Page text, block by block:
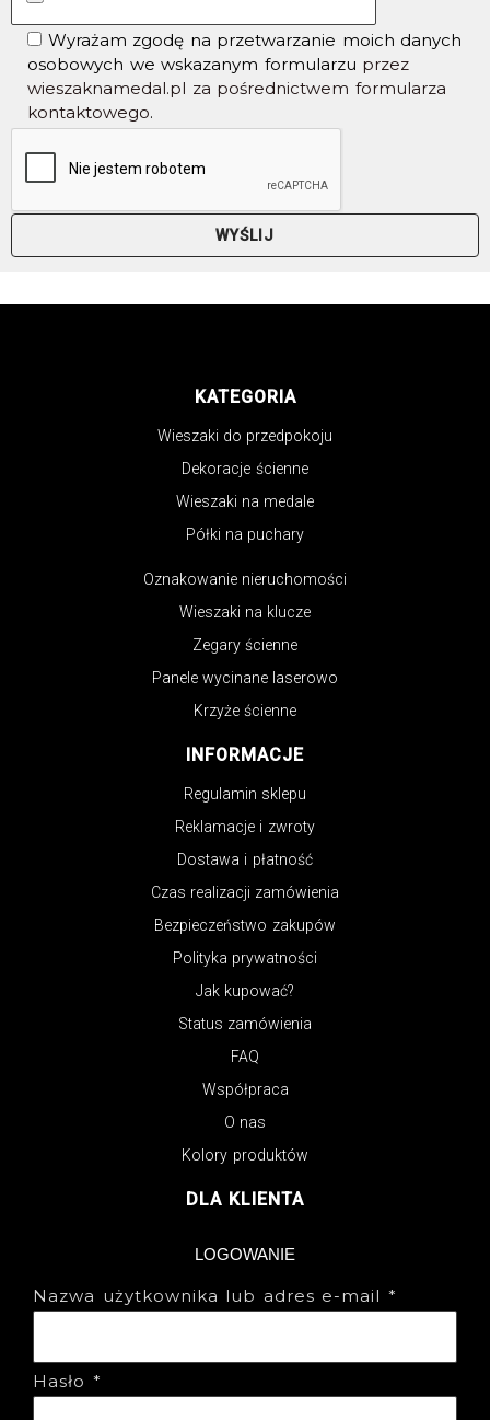
Wyrażam zgodę na przetwarzanie moich danych
osobowych we wskazanym formularzu przez
wieszaknamedal.pl za pośrednictwem formularza
kontaktowego.
KATEGORIA
Wieszaki do przedpokoju
Dekoracje ścienne
Wieszaki na medale
Półki na puchary
Oznakowanie nieruchomości
Wieszaki na klucze
Zegary ścienne
Panele wycinane laserowo
Krzyże ścienne
INFORMACJE
Regulamin sklepu
Reklamacje i zwroty
Dostawa i płatność
Czas realizacji zamówienia
Bezpieczeństwo zakupów
Polityka prywatności
Jak kupować?
Status zamówienia
FAQ
Współpraca
O nas
Kolory produktów
DLA KLIENTA
LOGOWANIE
Nazwa użytkownika lub adres e-mail *
Hasło *